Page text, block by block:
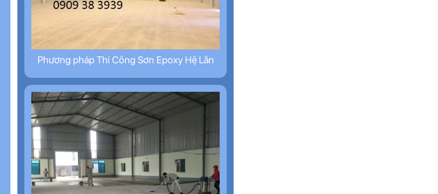
Phương pháp Thi Công Sơn Epoxy Hệ Lăn